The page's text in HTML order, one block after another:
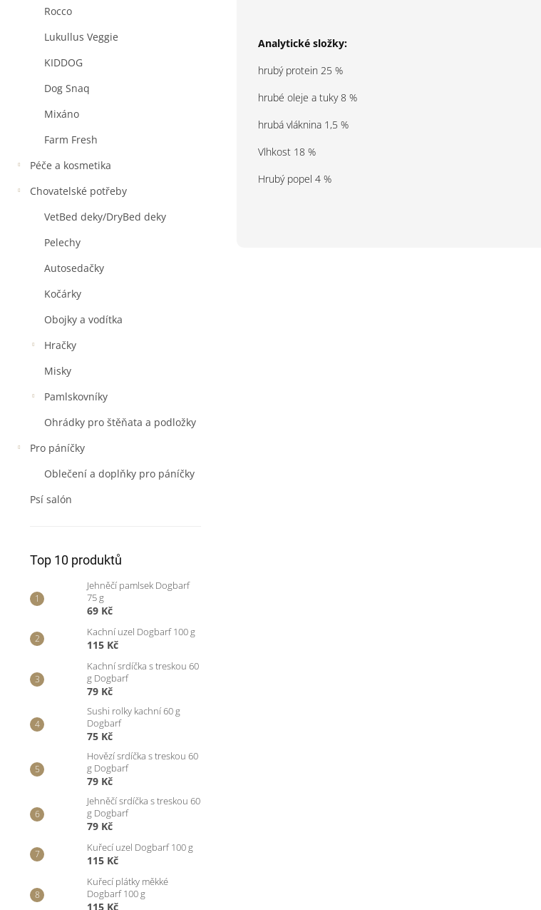
Rocco
Lukullus Veggie
KIDDOG
Dog Snaq
Mixáno
Farm Fresh
Péče a kosmetika
Chovatelské potřeby
VetBed deky/DryBed deky
Pelechy
Autosedačky
Kočárky
Obojky a vodítka
Hračky
Misky
Pamlskovníky
Ohrádky pro štěňata a podložky
Pro páníčky
Oblečení a doplňky pro páníčky
Psí salón
Top 10 produktů
Jehněčí pamlsek Dogbarf
75 g
69 Kč
Kachní uzel Dogbarf 100 g
115 Kč
Kachní srdíčka s treskou 60
g Dogbarf
79 Kč
Sushi rolky kachní 60 g
Dogbarf
75 Kč
Hovězí srdíčka s treskou 60
g Dogbarf
79 Kč
Jehněčí srdíčka s treskou 60
g Dogbarf
79 Kč
Kuřecí uzel Dogbarf 100 g
115 Kč
Kuřecí plátky měkké
Dogbarf 100 g
115 Kč
Analytické složky:
hrubý protein 25 %
hrubé oleje a tuky 8 %
hrubá vláknina 1,5 %
Vlhkost 18 %
Hrubý popel 4 %